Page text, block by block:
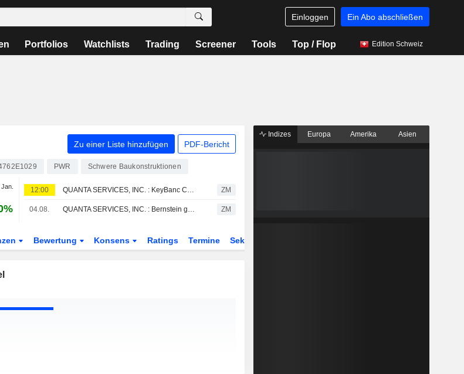
Einloggen Ein Abo abschließen
Portfolios Watchlists Trading Screener Tools Top / Flop Edition Schweiz
Zu einer Liste hinzufügen PDF-Bericht
PWR Schwere Baukonstruktionen
12:00 QUANTA SERVICES, INC. : KeyBanc Capital Markets erhöht seine Kaufempfehlung ZM
04.08. QUANTA SERVICES, INC. : Bernstein gibt neutrale Einschätzung ZM
Bewertung Konsens Ratings Termine Sektor
Indizes Europa Amerika Asien